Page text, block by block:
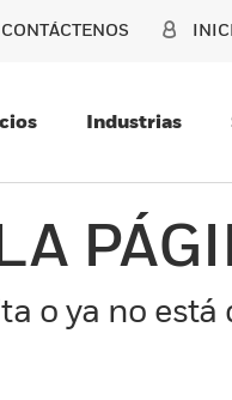
CONTÁCTENOS
Industrias
o ya no está